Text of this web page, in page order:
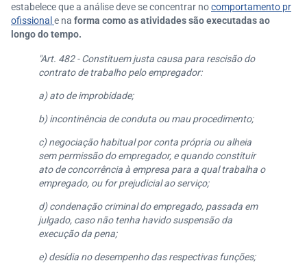
estabelece que a análise deve se concentrar nocomportamento pr
ofissional e na forma como as atividades são executadas ao
longo do tempo.
"Art. 482 - Constituem justa causa para rescisão do
contrato de trabalho pelo empregador:
a) ato de improbidade;
b) incontinência de conduta ou mau procedimento;
c) negociação habitual por conta própria ou alheia
sem permissão do empregador, e quando constituir
ato de concorrência à empresa para a qual trabalha o
empregado, ou for prejudicial ao serviço;
d) condenação criminal do empregado, passada em
julgado, caso não tenha havido suspensão da
execução da pena;
e) desídia no desempenho das respectivas funções;